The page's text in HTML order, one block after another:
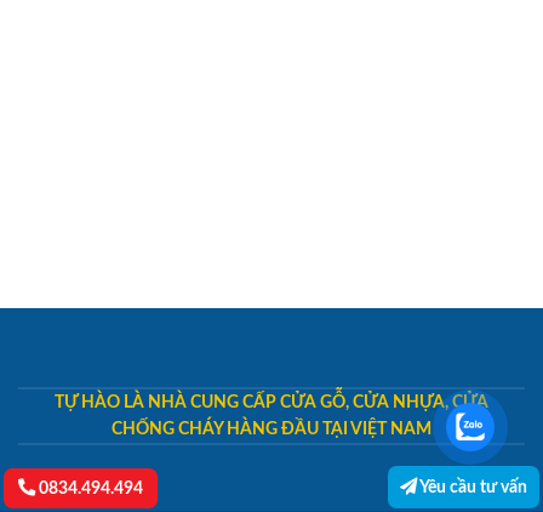
TỰ HÀO LÀ NHÀ CUNG CẤP CỬA GỖ, CỬA NHỰA, CỬA
CHỐNG CHÁY HÀNG ĐẦU TẠI VIỆT NAM
0834.494.494 Yêu cầu tư vấn